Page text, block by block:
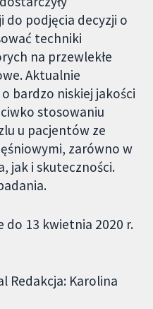
podjęcia decyzji o
techniki
na przewlekłe
Aktualnie
bardzo niskiej jakości
stosowaniu
u pacjentów ze
zarówno w
jak i skuteczności.
do 13 kwietnia 2020 r.
Redakcja: Karolina